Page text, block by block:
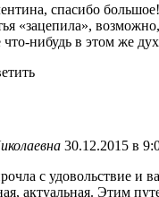
спасибо
«зацепила»,
нибудь в этом же
30.12.2015 в
с удовольствие и
актуальная. Этим